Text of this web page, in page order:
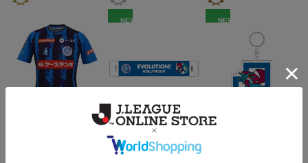
（Sｰ3XL）2026/27 オー
NEW
水戸ホーリーホック ボ
ーマンダ タオルマフラー
2,500円
NEW
水戸ホーリーホック ボ